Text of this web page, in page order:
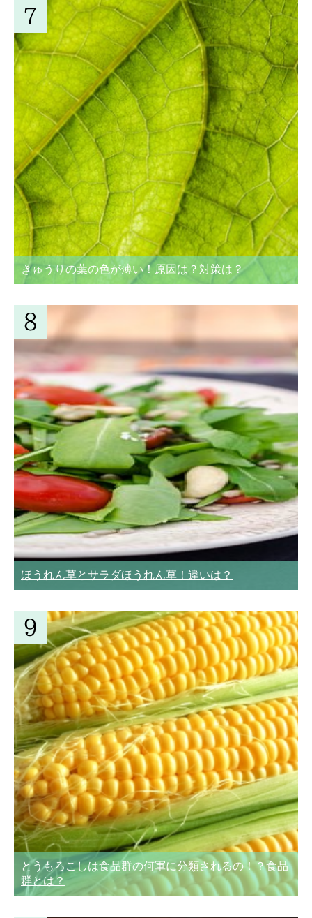
きゅうりの葉の色が薄い！原因は？対策は？
ほうれん草とサラダほうれん草！違いは？
とうもろこしは食品群の何軍に分類されるの！？食品
群とは？